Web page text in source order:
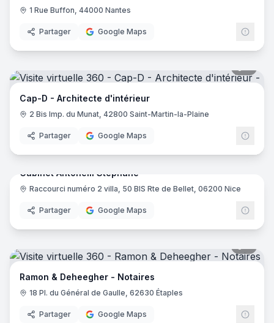
1 Rue Buffon, 44000 Nantes
Partager Google Maps
Cap-D - Architecte d'intérieur
2 Bis Imp. du Munat, 42800 Saint-Martin-la-Plaine
Partager Google Maps
Cabinet Antonelli Stéphane
Raccourci numéro 2 villa, 50 BIS Rte de Bellet, 06200 Nice
Partager Google Maps
Ramon & Deheegher - Notaires
18 Pl. du Général de Gaulle, 62630 Étaples
Partager Google Maps